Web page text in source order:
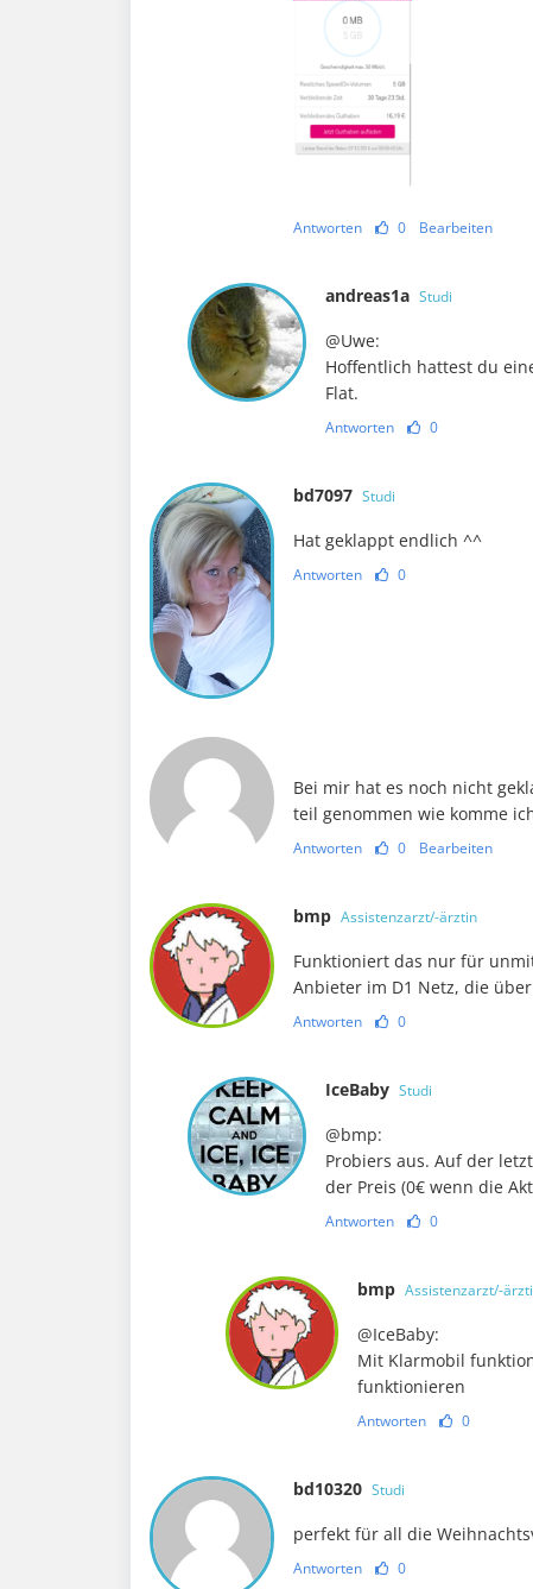
Antworten 0 Bearbeiten
andreas1a Studi
@Uwe:
Hoffentlich hattest du
Flat.
Antworten 0
bd7097 Studi
Hat geklappt endlich ^^
Antworten 0
Bei mir hat es noch nicht
teil genommen wie komme
Antworten 0 Bearbeiten
bmp Assistenzarzt/-ärztin
Funktioniert das nur für
Anbieter im D1 Netz, die
Antworten 0
IceBaby Studi
@bmp:
Probiers aus. Auf der
der Preis (0€ wenn die
Antworten 0
bmp Assistenzarzt/-
@IceBaby:
Mit Klarmobil
funktionieren
Antworten 0
bd10320 Studi
perfekt für all die
Antworten 0